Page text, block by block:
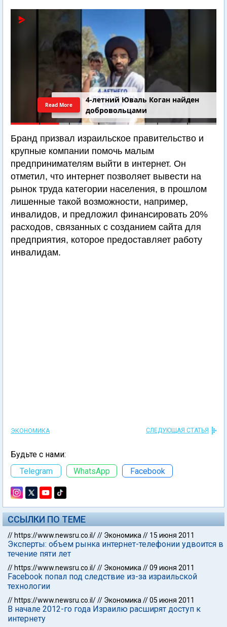
4-летний Юваль Коган найден
добровольцами
Read More
Бранд призвал израильское правительство и
крупные компании помочь малым
предпринимателям выйти в интернет. Он
отметил, что интернет позволяет вывести на
рынок труда категории населения, в прошлом
лишенные такой возможности, например,
инвалидов, и предложил финансировать 20%
расходов, связанных с созданием сайта для
предприятия, которое предоставляет работу
инвалидам.
ЭКОНОМИКА СЛЕДУЮЩАЯ СТАТЬЯ
Будьте с нами:
Telegram
WhatsApp Facebook
ССЫЛКИ ПО ТЕМЕ
// https://www.newsru.co.il/// Экономика // 15 июня 2011
Эксперты: объем рынка интернет-телефонии удвоится в
течение пяти лет
// https://www.newsru.co.il/// Экономика //09 июня 2011
Facebook попал под следствие из-за израильской
технологии
// https://www.newsru.co.il/// Экономика //05 июня 2011
В начале 2012-го года Израилю расширят доступ к
интернету